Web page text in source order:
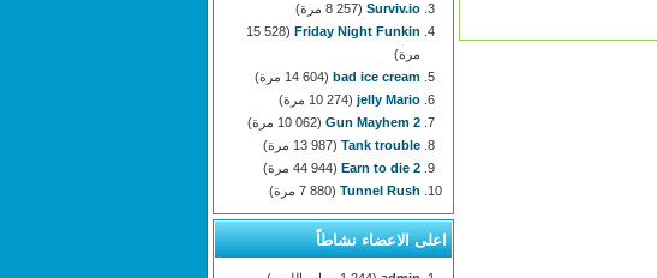
Surviv.io (8 257 مرة)
Friday Night Funkin
(15 528
مرة)
bad ice cream (14 604 مرة)
jelly Mario (10 274 مرة)
Gun Mayhem 2 (10 062 مرة)
Tank trouble (13 987 مرة)
Earn to die 2 (44 944 مرة)
Tunnel Rush (7 880 مرة)
اعلى الاعضاء نشاطاً